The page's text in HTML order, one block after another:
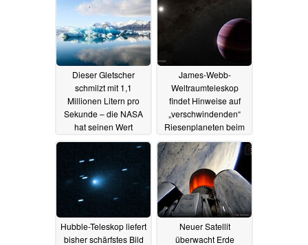
Dieser Gletscher
schmilzt mit 1,1
Millionen Litern pro
Sekunde – die NASA
hat seinen Wert
enthüllt12.08.2025
James-Webb-
Weltraumteleskop
findet Hinweise auf
„verschwindenden“
Riesenplaneten beim
nächsten Sonnen-
Zwilling10.08.2025
Hubble-Teleskop liefert
bisher schärfstes Bild
Neuer Satellit
überwacht Erde